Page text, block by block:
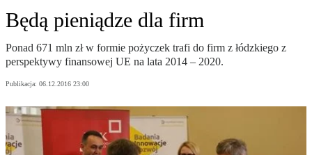
Będą pieniądze dla firm
Ponad 671 mln zł w formie pożyczek trafi do firm z łódzkiego z
perspektywy finansowej UE na lata 2014 – 2020.
Publikacja: 06.12.2016 23:00